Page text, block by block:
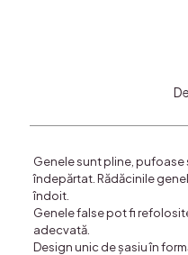
Genele sunt pline,
îndepărtat. Rădăcinile
îndoit.
Genele false pot fi
adecvată.
Design unic de șasiu în